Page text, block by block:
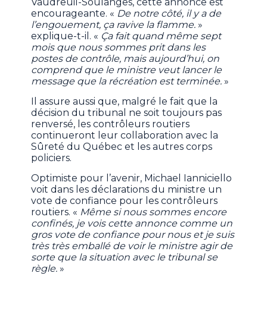
encourageante. « De notre côté, il y a de
l’engouement, ça ravive la flamme. »
explique-t-il. « Ça fait quand même sept
mois que nous sommes prit dans les
postes de contrôle, mais aujourd’hui, on
comprend que le ministre veut lancer le
message que la récréation est terminée.»
Il assure aussi que, malgré le fait que la
décision du tribunal ne soit toujours pas
renversé, les contrôleurs routiers
continueront leur collaboration avec la
Sûreté du Québec et les autres corps
policiers.
Optimiste pour l’avenir, Michael Ianniciello
voit dans les déclarations du ministre un
vote de confiance pour les contrôleurs
routiers. « Même si nous sommes encore
confinés, je vois cette annonce comme un
gros vote de confiance pour nous et je suis
très très emballé de voir le ministre agir de
sorte que la situation avec le tribunal se
règle. »